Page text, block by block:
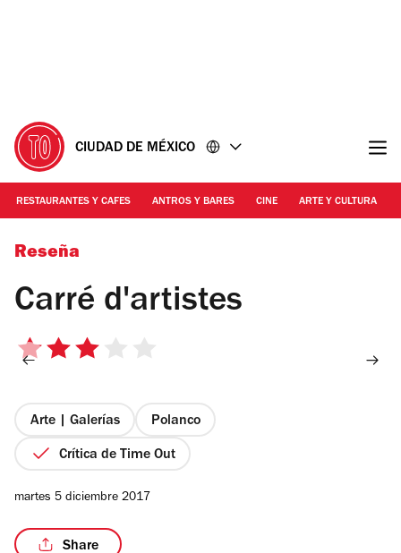
CIUDAD DE MÉXICO
RESTAURANTES Y CAFES ANTROS Y BARES CINE ARTE Y CULTURA
Foto: Mattza Tobón
Reseña
Carré d'artistes
3
estrellas
Arte | Galerías Polanco
Crítica de Time Out
martes 5 diciembre 2017
Share